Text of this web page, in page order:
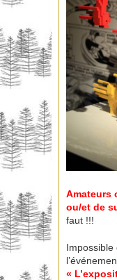
Amateurs
ou/et de
faut !!!
Impossible
«